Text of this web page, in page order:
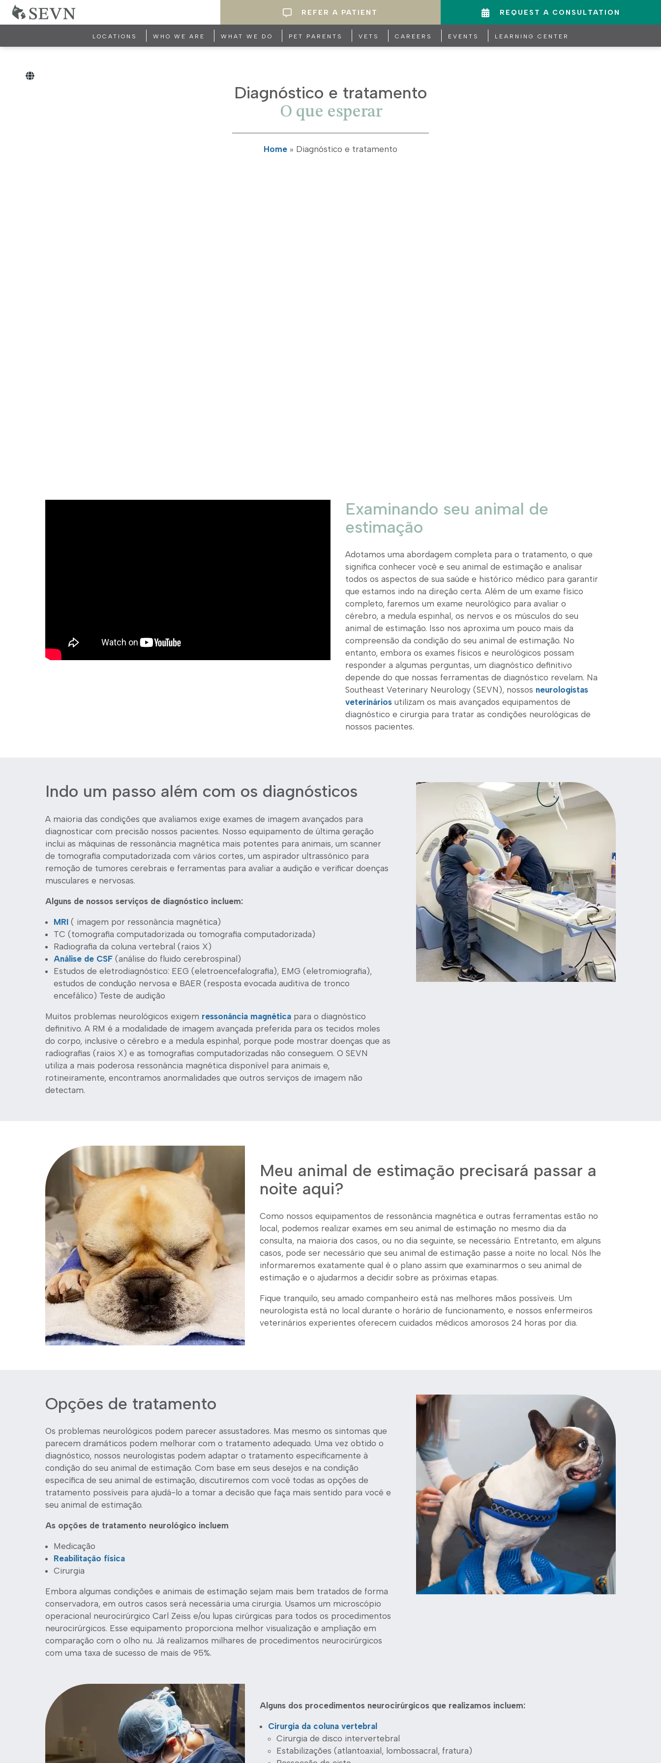
REFER A PATIENT REQUEST A CONSULTATION
LOCATIONS WHO WE ARE WHAT WE DO PET PARENTS VETS CAREERS EVENTS LEARNING CENTER
Diagnóstico e tratamento
O que esperar
Home » Diagnóstico e tratamento
Examinando seu animal de
estimação
Adotamos uma abordagem completa para o tratamento, o que
significa conhecer você e seu animal de estimação e analisar
todos os aspectos de sua saúde e histórico médico para garantir
que estamos indo na direção certa. Além de um exame físico
completo, faremos um exame neurológico para avaliar o
cérebro, a medula espinhal, os nervos e os músculos do seu
animal de estimação. Isso nos aproxima um pouco mais da
compreensão da condição do seu animal de estimação. No
entanto, embora os exames físicos e neurológicos possam
responder a algumas perguntas, um diagnóstico definitivo
depende do que nossas ferramentas de diagnóstico revelam. Na
Southeast Veterinary Neurology (SEVN), nossos neurologistas
veterinários utilizam os mais avançados equipamentos de
diagnóstico e cirurgia para tratar as condições neurológicas de
nossos pacientes.
Indo um passo além com os diagnósticos
A maioria das condições que avaliamos exige exames de imagem avançados para
diagnosticar com precisão nossos pacientes. Nosso equipamento de última geração
inclui as máquinas de ressonância magnética mais potentes para animais, um scanner
de tomografia computadorizada com vários cortes, um aspirador ultrassônico para
remoção de tumores cerebrais e ferramentas para avaliar a audição e verificar doenças
musculares e nervosas.
Alguns de nossos serviços de diagnóstico incluem:
MRI ( imagem por ressonância magnética)
TC (tomografia computadorizada ou tomografia computadorizada)
Radiografia da coluna vertebral (raios X)
Análise de CSF (análise do fluido cerebrospinal)
Estudos de eletrodiagnóstico: EEG (eletroencefalografia), EMG (eletromiografia),
estudos de condução nervosa e BAER (resposta evocada auditiva de tronco
encefálico) Teste de audição
Muitos problemas neurológicos exigem ressonância magnética para o diagnóstico
definitivo. A RM é a modalidade de imagem avançada preferida para os tecidos moles
do corpo, inclusive o cérebro e a medula espinhal, porque pode mostrar doenças que as
radiografias (raios X) e as tomografias computadorizadas não conseguem. O SEVN
utiliza a mais poderosa ressonância magnética disponível para animais e,
rotineiramente, encontramos anormalidades que outros serviços de imagem não
detectam.
Meu animal de estimação precisará passar a
noite aqui?
Como nossos equipamentos de ressonância magnética e outras ferramentas estão no
local, podemos realizar exames em seu animal de estimação no mesmo dia da
consulta, na maioria dos casos, ou no dia seguinte, se necessário. Entretanto, em alguns
casos, pode ser necessário que seu animal de estimação passe a noite no local. Nós lhe
informaremos exatamente qual é o plano assim que examinarmos o seu animal de
estimação e o ajudarmos a decidir sobre as próximas etapas.
Fique tranquilo, seu amado companheiro está nas melhores mãos possíveis. Um
neurologista está no local durante o horário de funcionamento, e nossos enfermeiros
veterinários experientes oferecem cuidados médicos amorosos 24 horas por dia.
Opções de tratamento
Os problemas neurológicos podem parecer assustadores. Mas mesmo os sintomas que
parecem dramáticos podem melhorar com o tratamento adequado. Uma vez obtido o
diagnóstico, nossos neurologistas podem adaptar o tratamento especificamente à
condição do seu animal de estimação. Com base em seus desejos e na condição
específica de seu animal de estimação, discutiremos com você todas as opções de
tratamento possíveis para ajudá-lo a tomar a decisão que faça mais sentido para você e
seu animal de estimação.
As opções de tratamento neurológico incluem
Medicação
Reabilitação física
Cirurgia
Embora algumas condições e animais de estimação sejam mais bem tratados de forma
conservadora, em outros casos será necessária uma cirurgia. Usamos um microscópio
operacional neurocirúrgico Carl Zeiss e/ou lupas cirúrgicas para todos os procedimentos
neurocirúrgicos. Esse equipamento proporciona melhor visualização e ampliação em
comparação com o olho nu. Já realizamos milhares de procedimentos neurocirúrgicos
com uma taxa de sucesso de mais de 95%.
Alguns dos procedimentos neurocirúrgicos que realizamos incluem:
Cirurgia da coluna vertebral
Cirurgia de disco intervertebral
Estabilizações (atlantoaxial, lombossacral, fratura)